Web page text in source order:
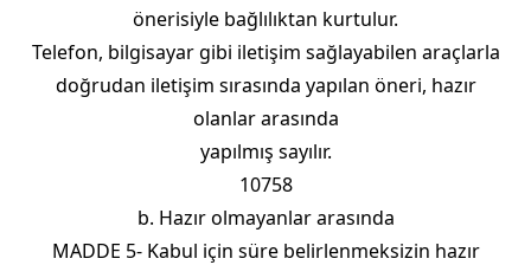
önerisiyle bağlılıktan kurtulur.
Telefon, bilgisayar gibi iletişim sağlayabilen araçlarla
doğrudan iletişim sırasında yapılan öneri, hazır
olanlar arasında
yapılmış sayılır.
10758
b. Hazır olmayanlar arasında
MADDE 5- Kabul için süre belirlenmeksizin hazır